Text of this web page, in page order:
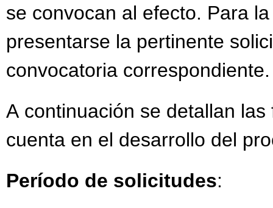
se convocan al efecto. Para
presentarse la pertinente
convocatoria correspondiente.
A continuación se detallan
cuenta en el desarrollo del
Período de solicitudes: